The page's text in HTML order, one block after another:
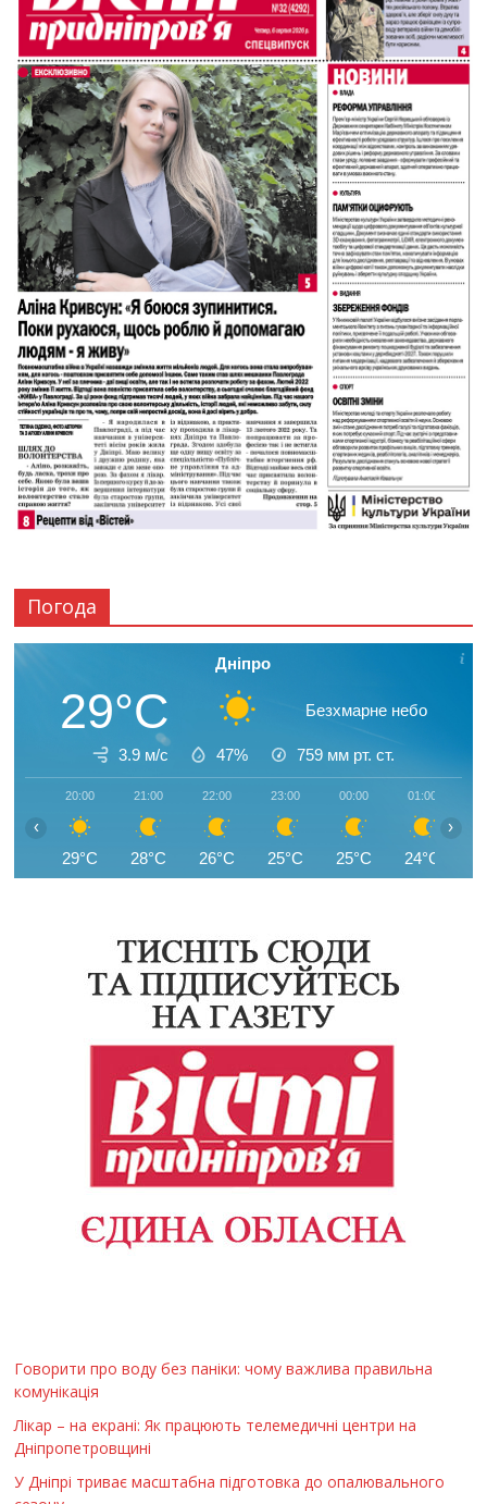
Погода
Дніпро
29°C Безхмарне небо
3.9 м/с 47% 759 мм рт. ст.
20:00
29°C
21:00
28°C
22:00
26°C
23:00
25°C
00:00
25°C
01:00
24°C
‹ ›
Говорити про воду без паніки: чому важлива правильна
комунікація
Лікар – на екрані: Як працюють телемедичні центри на
Дніпропетровщині
У Дніпрі триває масштабна підготовка до опалювального